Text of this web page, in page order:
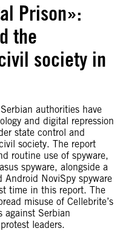
Prison»:
the
society in
authorities have
and digital repression
state control and
society. The report
routine use of spyware,
spyware, alongside a
Android NoviSpy spyware
time in this report. The
misuse of Cellebrite’s
against Serbian
leaders.